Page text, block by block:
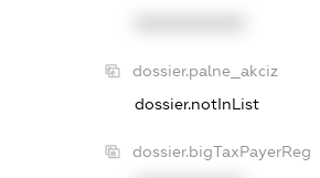
dossier.palne_akciz
dossier.notInList
dossier.bigTaxPayerReg